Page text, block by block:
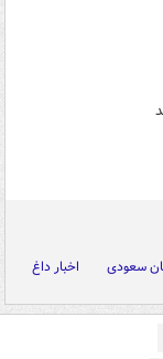
سعودی اخبار داغ